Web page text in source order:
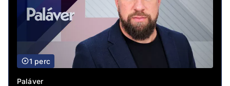
1 perc
Paláver